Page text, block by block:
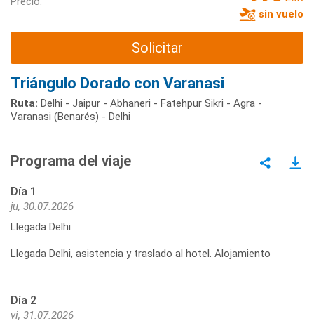
sin vuelo
Solicitar
Triángulo Dorado con Varanasi
Ruta: Delhi - Jaipur - Abhaneri - Fatehpur Sikri - Agra -
Varanasi (Benarés) - Delhi
Programa del viaje
Día 1
ju, 30.07.2026
Llegada Delhi
Llegada Delhi, asistencia y traslado al hotel. Alojamiento
Día 2
vi, 31.07.2026